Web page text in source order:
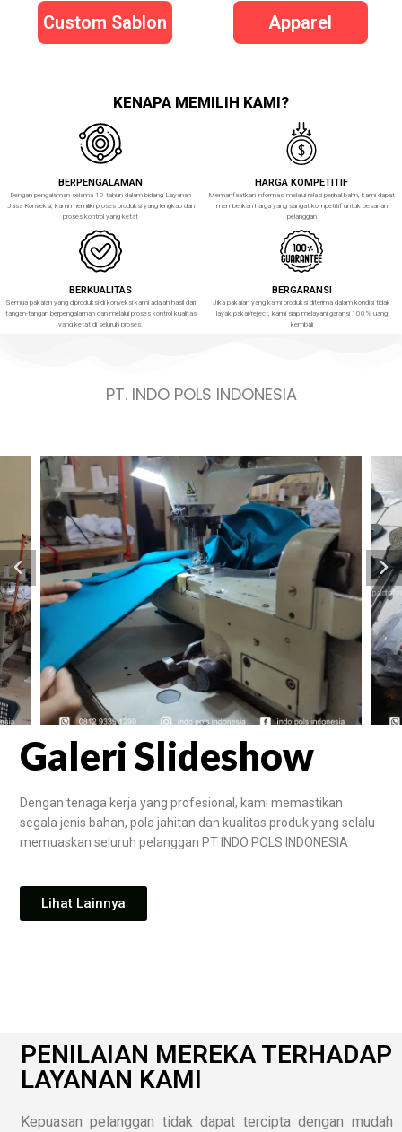
Custom Sablon Apparel
KENAPA MEMILIH KAMI?
BERPENGALAMAN
Dengan pengalaman selama 10 tahun dalam bidang Layanan
Jasa Konveksi, kami memiliki proses produksi yang lengkap dan
proses kontrol yang ketat
HARGA KOMPETITIF
Memanfaatkan informasi melalui relasi perihal bahn, kami dapat
memberikan harga yang sangat kompetitif untuk pesanan
pelanggan
BERKUALITAS
Semua pakaian yang diproduksi di konveksi kami adalah hasil dari
tangan-tangan berpengalaman dan melalui proses kontrol kualitas
yang ketat di seluruh proses.
BERGARANSI
Jika pakaian yang kami produksi diterima dalam kondisi tidak
layak pakai/reject, kami siap melayani garansi 100% uang
kembali
PT. INDO POLS INDONESIA
Galeri Slideshow
Dengan tenaga kerja yang profesional, kami memastikan
segala jenis bahan, pola jahitan dan kualitas produk yang selalu
memuaskan seluruh pelanggan PT INDO POLS INDONESIA
Lihat Lainnya
PENILAIAN MEREKA TERHADAP
LAYANAN KAMI
Kepuasan pelanggan tidak dapat tercipta dengan mudah